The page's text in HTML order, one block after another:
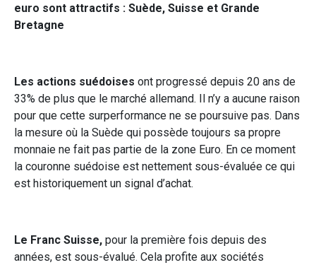
euro sont attractifs : Suède, Suisse et Grande
Bretagne
Les actions suédoises ont progressé depuis 20 ans de
33% de plus que le marché allemand. Il n’y a aucune raison
pour que cette surperformance ne se poursuive pas. Dans
la mesure où la Suède qui possède toujours sa propre
monnaie ne fait pas partie de la zone Euro. En ce moment
la couronne suédoise est nettement sous-évaluée ce qui
est historiquement un signal d’achat.
Le Franc Suisse, pour la première fois depuis des
années, est sous-évalué. Cela profite aux sociétés